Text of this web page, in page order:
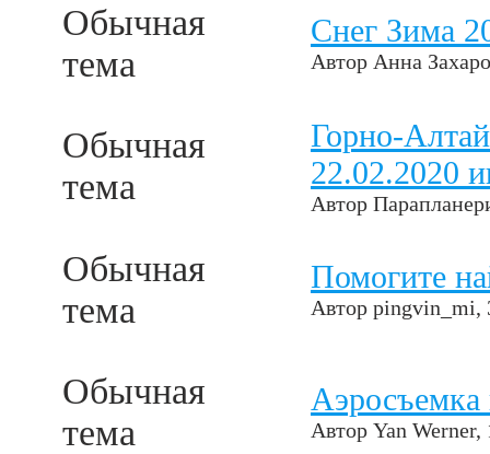
Обычная
тема
Снег Зима
Автор Анна
Обычная
тема
Горно-
22.02.2020
Автор
Обычная
тема
Помогите
Автор pingvin_mi,
Обычная
тема
Автор Yan Werner,